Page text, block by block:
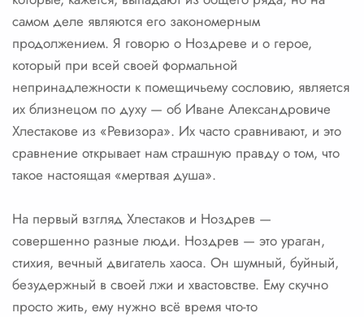
самом деле являются его закономерным
продолжением. Я говорю о Ноздреве и о герое,
который при всей своей формальной
непринадлежности к помещичьему сословию, является
их близнецом по духу — об Иване Александровиче
Хлестакове из «Ревизора». Их часто сравнивают, и это
сравнение открывает нам страшную правду о том, что
такое настоящая «мертвая душа».
На первый взгляд Хлестаков и Ноздрев —
совершенно разные люди. Ноздрев — это ураган,
стихия, вечный двигатель хаоса. Он шумный, буйный,
безудержный в своей лжи и хвастовстве. Ему скучно
просто жить, ему нужно всё время что-то